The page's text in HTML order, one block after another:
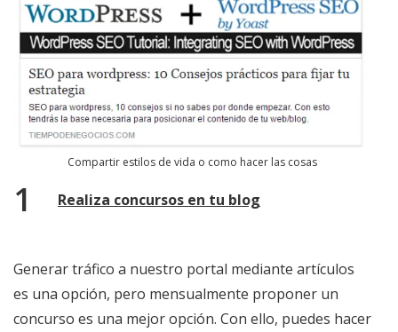
Compartir estilos de vida o como hacer las cosas
Realiza concursos en tu blog
Generar tráfico a nuestro portal mediante artículos
es una opción, pero mensualmente proponer un
concurso es una mejor opción. Con ello, puedes hacer